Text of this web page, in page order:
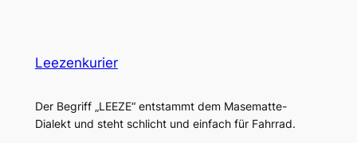
Leezenkurier
Der Begriff „LEEZE“ entstammt dem Masematte-
Dialekt und steht schlicht und einfach für Fahrrad.